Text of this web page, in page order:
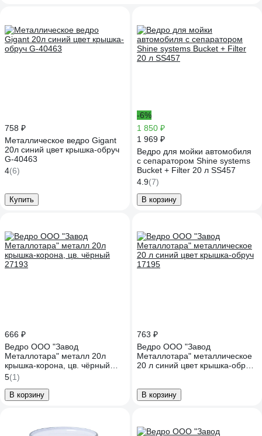
758 ₽
Металлическое ведро Gigant
20л синий цвет крышка-обруч
G-40463
4(6)
Купить
-6%
1 850 ₽
1 969 ₽
Ведро для мойки автомобиля
c сепаратором Shine systems
Bucket + Filter 20 л SS457
4.9(7)
В корзину
666 ₽
Ведро ООО "Завод
Металлотара" металл 20л
крышка-корона, цв. чёрный
27193
5(1)
В корзину
763 ₽
Ведро ООО "Завод
Металлотара" металлическое
20 л синий цвет крышка-обруч
В корзину